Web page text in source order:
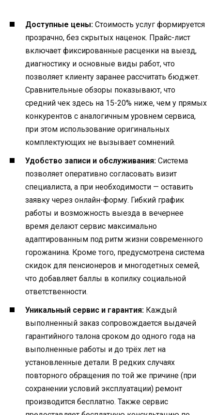
Доступные цены: Стоимость услуг формируется
прозрачно, без скрытых наценок. Прайс-лист
включает фиксированные расценки на выезд,
диагностику и основные виды работ, что
позволяет клиенту заранее рассчитать бюджет.
Сравнительные обзоры показывают, что
средний чек здесь на 15-20% ниже, чем у прямых
конкурентов с аналогичным уровнем сервиса,
при этом использование оригинальных
комплектующих не вызывает сомнений.
Удобство записи и обслуживания: Система
позволяет оперативно согласовать визит
специалиста, а при необходимости — оставить
заявку через онлайн-форму. Гибкий график
работы и возможность выезда в вечернее
время делают сервис максимально
адаптированным под ритм жизни современного
горожанина. Кроме того, предусмотрена система
скидок для пенсионеров и многодетных семей,
что добавляет баллы в копилку социальной
ответственности.
Уникальный сервис и гарантия: Каждый
выполненный заказ сопровождается выдачей
гарантийного талона сроком до одного года на
выполненные работы и до трёх лет на
установленные детали. В редких случаях
повторного обращения по той же причине (при
сохранении условий эксплуатации) ремонт
производится бесплатно. Также сервис